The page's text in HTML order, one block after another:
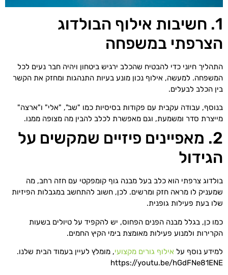
1. חשיבות אילוף הבולדוג
הצרפתי במשפחה
התהליך חיוני כדי להבטיח שהכלב ירגיש ביטחון ויהיה חבר נעים לכל
המשפחה. למעשה, אילוף נכון מונע בעיות התנהגות ומחזק את הקשר
בין הכלב לבעלים.
בנוסף, עבודה עקבית עם פקודות בסיסיות כמו "שב", "אלי" ו"ארצה"
מייצרת סדר ומשמעת, וגם מאפשרת לכלב להבין מה מצופה ממנו.
2. מאפיינים פיזיים שמקשים על
הגידול
בולדוג צרפתי הוא כלב בעל מבנה גוף קומפקטי עם חזה רחב, מה
שמעניק לו מראה חזק ומרשים. לכן, חשוב להתחשב במגבלות הפיזיות
שלו בעת פעילות גופנית.
כמו כן, בגלל מבנה הפנים הפחוס, יש להקפיד על טיולים בשעות
הקרירות ולמנוע פעילות מאומצת בימי הקיץ החמים.
למידע נוסף על אילוף גורים מקצועי, מומלץ לעיין בעמוד הבית שלנו.
https://youtu.be/hGdFNe81ENE